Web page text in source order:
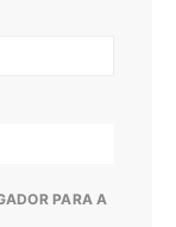
PARA A